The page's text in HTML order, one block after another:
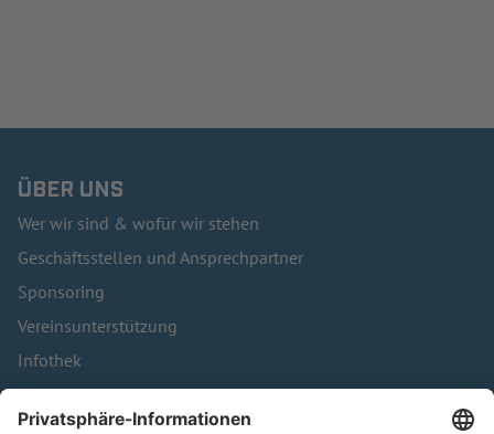
ÜBER UNS
Wer wir sind & wofür wir stehen
Geschäftsstellen und Ansprechpartner
Sponsoring
Vereinsunterstützung
Infothek
Kontakt